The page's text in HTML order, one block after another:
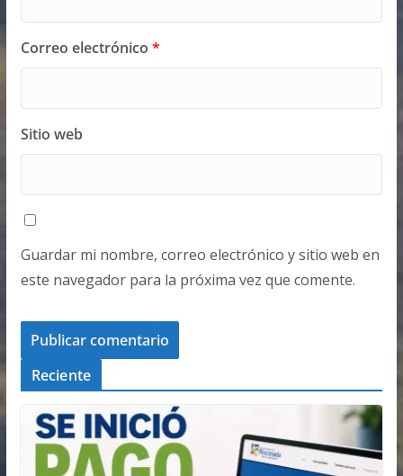
Correo electrónico *
Sitio web
Guardar mi nombre, correo electrónico y sitio web en
este navegador para la próxima vez que comente.
Reciente